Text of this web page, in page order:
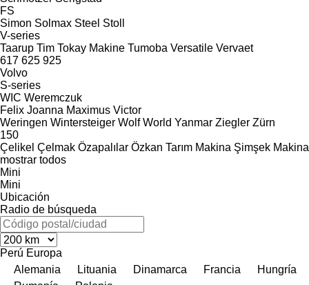
FS
Simon Solmax Steel Stoll
V-series
Taarup Tim Tokay Makine Tumoba Versatile Vervaet
617 625 925
Volvo
S-series
WIC Weremczuk
Felix Joanna Maximus Victor
Weringen Wintersteiger Wolf World Yanmar Ziegler Zürn
150
Çelikel Çelmak Özapalılar Özkan Tarım Makina Şimşek Makina
mostrar todos
Mini
Mini
Ubicación
Radio de búsqueda
Perú Europa
Alemania
Lituania Dinamarca Francia
Hungría